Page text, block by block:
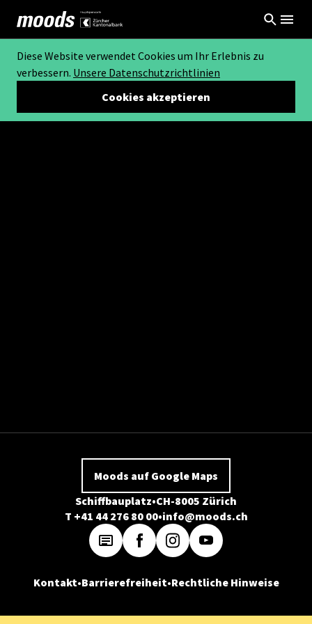
Diese Website verwendet Cookies um Ihr Erlebnis zu
verbessern. Unsere Datenschutzrichtlinien
Cookies akzeptieren
Moods auf Google Maps
Schiffbauplatz CH-8005 Zürich
T +41 44 276 80 00 info@moods.ch
Kontakt Barrierefreiheit Rechtliche Hinweise